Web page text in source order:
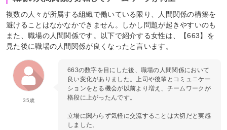
複数の人々が所属する組織で働いている限り、人間関係の構築を
避けることはなかなかできません。しかし問題が起きやすいのも
また、職場の人間関係です。以下で紹介する女性は、【663】を
見た後に職場の人間関係が良くなったと言います。
35歳
663の数字を目にした後、職場の人間関係において
良い変化がありました。上司や後輩とコミュニケー
ションをとる機会が以前より増え、チームワークが
格段に上がったんです。
立場に関わらず気軽に交流することは大切だと実感
しました。